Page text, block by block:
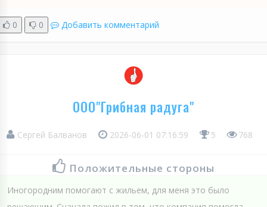
0 0 Добавить комментарий
ООО"Грибная радуга"
Сергей Балванов 2026-06-01 07:16:59 5 768
Положительные стороны
Иногородним помогают с жильем, для меня это было